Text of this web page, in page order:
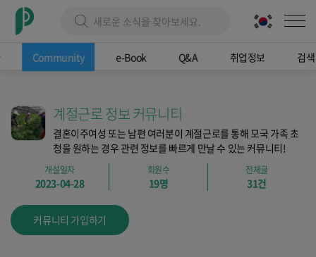
Community e-Book Q&A 취업정보 검색
계절근로 정보 커뮤니티
결혼이주여성 또는 남편 여러분이 계절근로를 통해 모국 가족 초
청을 원하는 경우 관련 정보를 빠르게 만날 수 있는 커뮤니티!
개설일자
2023-04-28
회원수
19명
전체글
31건
커뮤니티 가입하기